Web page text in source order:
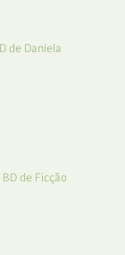
de Daniela
de Ficção